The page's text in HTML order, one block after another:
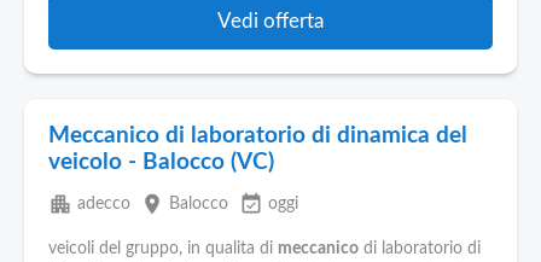
Vedi offerta
Meccanico di laboratorio di dinamica del
veicolo - Balocco (VC)
apartment adecco place Balocco event_available oggi
veicoli del gruppo, in qualita di meccanico di laboratorio di